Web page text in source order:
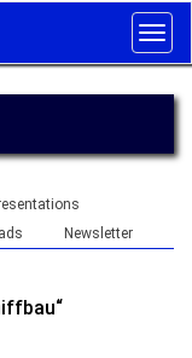
Newsletter